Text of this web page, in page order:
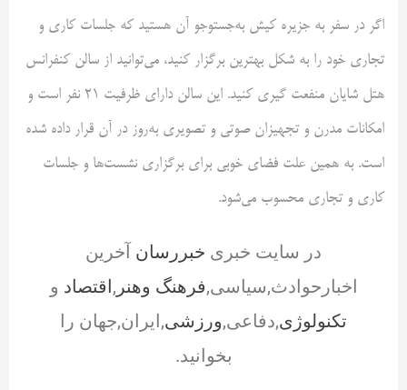
اگر در سفر به جزیره کیش به‌جستوجو آن هستید که جلسات کاری و
تجاری خود را به شکل بهترین برگزار کنید، می‌توانید از سالن کنفرانس
هتل شایان منفعت گیری کنید. این سالن دارای ظرفیت 21 نفر است و
امکانات مدرن و تجهیزان صوتی و تصویری به‌روز در آن قرار داده شده
است. به همین علت فضای خوبی برای برگزاری نشست‌ها و جلسات
کاری و تجاری محسوب می‌شود.
در سایت خبری خبررسان آخرین
اخبارحوادث,سیاسی,فرهنگ وهنر ,اقتصاد و
تکنولوژی,دفاعی,ورزشی,ایران,جهان را
بخوانید.